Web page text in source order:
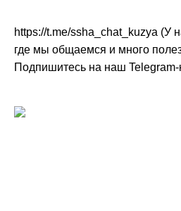
https://t.me/ssha_chat_kuzya (У
где мы общаемся и много
Подпишитесь на наш Telegram-